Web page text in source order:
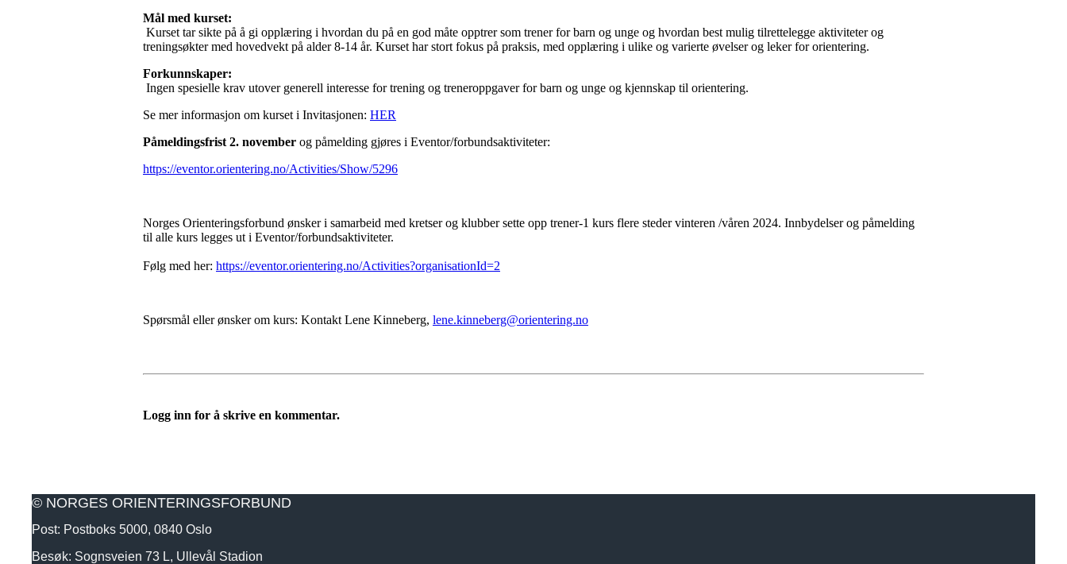
Mål med kurset:
Kurset tar sikte på å gi opplæring i hvordan du på en god måte opptrer som trener for barn og unge og hvordan best mulig tilrettelegge aktiviteter og
treningsøkter med hovedvekt på alder 8-14 år. Kurset har stort fokus på praksis, med opplæring i ulike og varierte øvelser og leker for orientering.
Forkunnskaper:
Ingen spesielle krav utover generell interesse for trening og treneroppgaver for barn og unge og kjennskap til orientering.
Se mer informasjon om kurset i Invitasjonen: HER
Påmeldingsfrist 2. november og påmelding gjøres i Eventor/forbundsaktiviteter:
https://eventor.orientering.no/Activities/Show/5296
Norges Orienteringsforbund ønsker i samarbeid med kretser og klubber sette opp trener-1 kurs flere steder vinteren /våren 2024. Innbydelser og påmelding
til alle kurs legges ut i Eventor/forbundsaktiviteter.
Følg med her: https://eventor.orientering.no/Activities?organisationId=2
Spørsmål eller ønsker om kurs: Kontakt Lene Kinneberg, lene.kinneberg@orientering.no
Logg inn for å skrive en kommentar.
© NORGES ORIENTERINGSFORBUND
Post: Postboks 5000, 0840 Oslo
Besøk: Sognsveien 73 L, Ullevål Stadion